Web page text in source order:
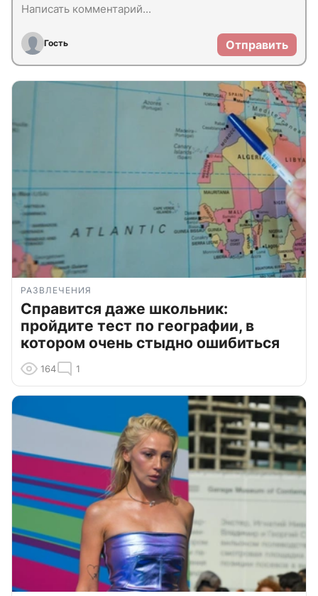
Гость Отправить
РАЗВЛЕЧЕНИЯ
Справится даже школьник:
пройдите тест по географии, в
котором очень стыдно ошибиться
164 1